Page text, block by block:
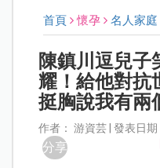
首頁 懷孕 名人家庭
陳鎮川逗兒子
耀！給他對抗
挺胸說我有兩
作者： 游資芸 | 發表日
分享